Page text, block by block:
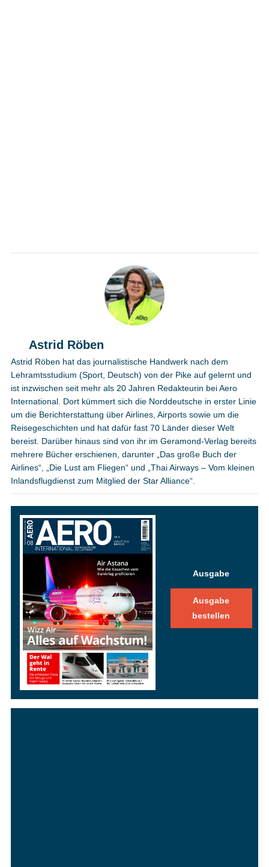
Astrid Röben
Astrid Röben hat das journalistische Handwerk nach dem
Lehramtsstudium (Sport, Deutsch) von der Pike auf gelernt und
ist inzwischen seit mehr als 20 Jahren Redakteurin bei Aero
International. Dort kümmert sich die Norddeutsche in erster Linie
um die Berichterstattung über Airlines, Airports sowie um die
Reisegeschichten und hat dafür fast 70 Länder dieser Welt
bereist. Darüber hinaus sind von ihr im Geramond-Verlag bereits
mehrere Bücher erschienen, darunter „Das große Buch der
Airlines“, „Die Lust am Fliegen“ und „Thai Airways – Vom kleinen
Inlandsflugdienst zum Mitglied der Star Alliance“.
Ausgabe
Ausgabe
bestellen